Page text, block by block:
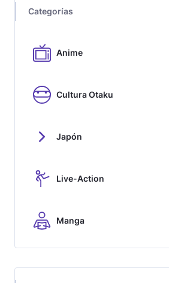
Categorías
Anime
Cultura Otaku
Japón
Live-Action
Manga